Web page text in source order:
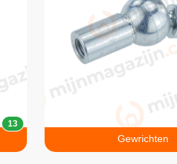
13
Gewrichten